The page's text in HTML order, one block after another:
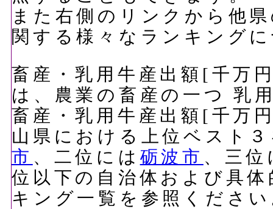
また右側のリンクから他
関する様々なランキング
畜産・乳用牛産出額[千万
は、農業の畜産の一つ 乳
畜産・乳用牛産出額[千万
山県における上位ベスト
市 、二位には 砺波市 、三位
位以下の自治体および具
キング一覧を参照くださ